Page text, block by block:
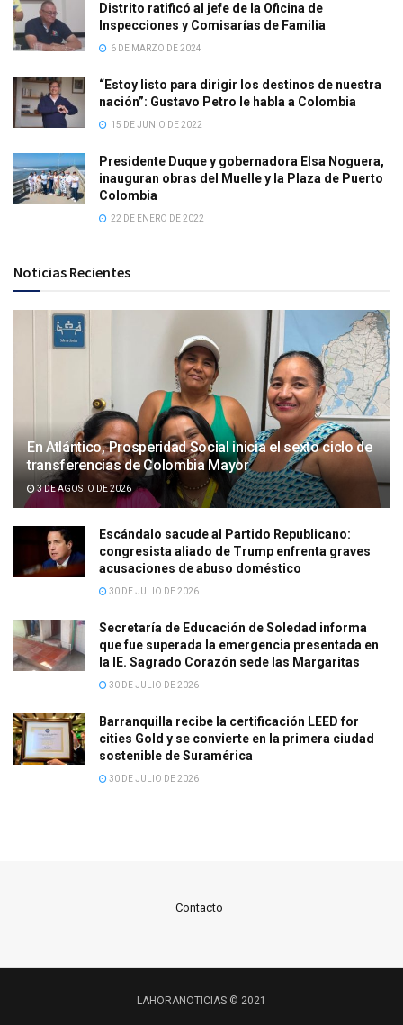
Distrito ratificó al jefe de la Oficina de
Inspecciones y Comisarías de Familia
6 DE MARZO DE 2024
“Estoy listo para dirigir los destinos de nuestra
nación”: Gustavo Petro le habla a Colombia
15 DE JUNIO DE 2022
Presidente Duque y gobernadora Elsa Noguera,
inauguran obras del Muelle y la Plaza de Puerto
Colombia
22 DE ENERO DE 2022
Noticias Recientes
En Atlántico, Prosperidad Social inicia el sexto ciclo de
transferencias de Colombia Mayor
3 DE AGOSTO DE 2026
Escándalo sacude al Partido Republicano:
congresista aliado de Trump enfrenta graves
acusaciones de abuso doméstico
30 DE JULIO DE 2026
Secretaría de Educación de Soledad informa
que fue superada la emergencia presentada en
la IE. Sagrado Corazón sede las Margaritas
30 DE JULIO DE 2026
Barranquilla recibe la certificación LEED for
cities Gold y se convierte en la primera ciudad
sostenible de Suramérica
30 DE JULIO DE 2026
Contacto
LAHORANOTICIAS © 2021